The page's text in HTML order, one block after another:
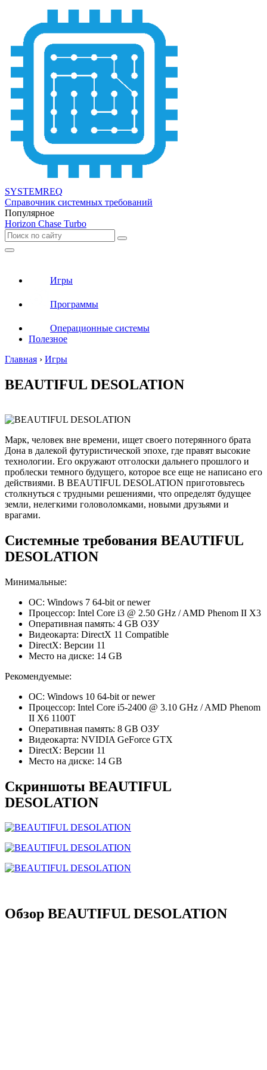
SYSTEMREQ
Справочник системных требований
Популярное
Horizon Chase Turbo
Игры
Программы
Операционные системы
Полезное
Главная › Игры
BEAUTIFUL DESOLATION
Марк, человек вне времени, ищет своего потерянного брата
Дона в далекой футуристической эпохе, где правят высокие
технологии. Его окружают отголоски дальнего прошлого и
проблески темного будущего, которое все еще не написано его
действиями. В BEAUTIFUL DESOLATION приготовьтесь
столкнуться с трудными решениями, что определят будущее
земли, нелегкими головоломками, новыми друзьями и
врагами.
Системные требования BEAUTIFUL
DESOLATION
Минимальные:
ОС: Windows 7 64-bit or newer
Процессор: Intel Core i3 @ 2.50 GHz / AMD Phenom II X3
Оперативная память: 4 GB ОЗУ
Видеокарта: DirectX 11 Compatible
DirectX: Версии 11
Место на диске: 14 GB
Рекомендуемые:
ОС: Windows 10 64-bit or newer
Процессор: Intel Core i5-2400 @ 3.10 GHz / AMD Phenom
II X6 1100T
Оперативная память: 8 GB ОЗУ
Видеокарта: NVIDIA GeForce GTX
DirectX: Версии 11
Место на диске: 14 GB
Скриншоты BEAUTIFUL
DESOLATION
Обзор BEAUTIFUL DESOLATION